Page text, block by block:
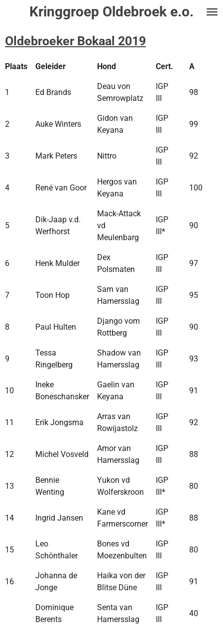
naar
de
Kringgroep Oldebroek e.o.
Oldebroeker Bokaal 2019
Plaats Geleider Hond Cert. A
1 Ed Brands
Deau von
Semrowplatz
IGP
III
98
2 Auke Winters
Gidon van
Keyana
IGP
III
99
3 Mark Peters Nittro
IGP
III
92
4 René van Goor
Hergos van
Keyana
IGP
III
100
5
Dik-Jaap v.d.
Werfhorst
Mack-Attack
vd
Meulenbarg
IGP
III*
90
6 Henk Mulder
Dex
Polsmaten
IGP
III
97
7 Toon Hop
Sam van
Hamersslag
IGP
III
95
8 Paul Hulten
Django vom
Rottberg
IGP
III
90
9
Tessa
Ringelberg
Shadow van
Hamersslag
IGP
III
93
10
Ineke
Boneschansker
Gaelin van
Keyana
IGP
III
91
11 Erik Jongsma
Arras van
Rowijastolz
IGP
III
92
12 Michel Vosveld
Amor van
Hamersslag
IGP
III
88
13
Bennie
Wenting
Yukon vd
Wolferskroon
IGP
III*
80
14 Ingrid Jansen
Kane vd
Farmerscorner
IGP
III*
88
15
Leo
Schönthaler
Bones vd
Moezenbulten
IGP
III
80
16
Johanna de
Jonge
Haika von der
Blitse Düne
IGP
III
91
Dominique
Berents
Senta van
Hamersslag
IGP
III
40